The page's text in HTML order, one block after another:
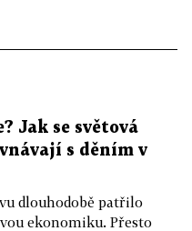
Jak se světová
s děním v
dlouhodobě patřilo
ekonomiku. Přesto